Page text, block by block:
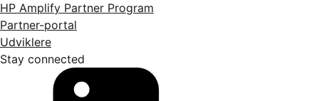
HP Amplify Partner Program
Partner-portal
Udviklere
Stay connected